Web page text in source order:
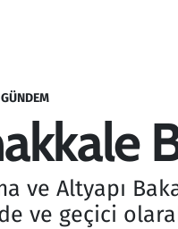
GÜNDEM
ve Altyapı
ve geçici